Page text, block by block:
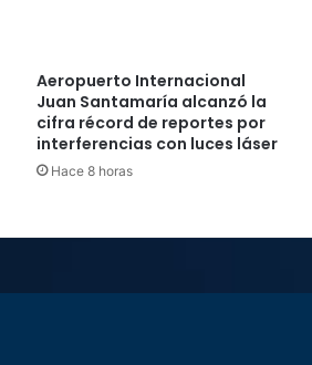
Aeropuerto Internacional
Juan Santamaría alcanzó la
cifra récord de reportes por
interferencias con luces láser
Hace 8 horas